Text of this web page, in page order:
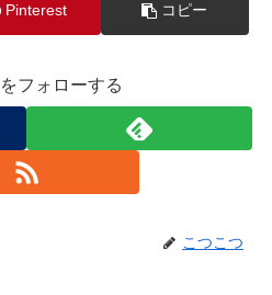
Pinterest コピー
フォローする
こつこつ